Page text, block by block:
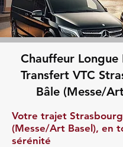
Chauffeur Longue
Transfert VTC
Bâle (Messe/
Votre trajet
(Messe/Art Basel), en
sérénité